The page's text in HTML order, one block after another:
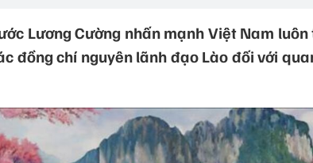
Lương Cường nhấn mạnh Việt Nam
đồng chí nguyên lãnh đạo Lào đối với